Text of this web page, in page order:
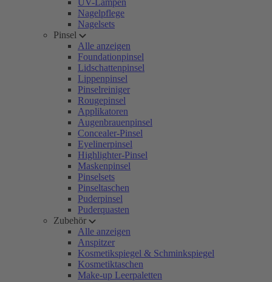
UV-Lampen
Nagelpflege
Nagelsets
Pinsel
Alle anzeigen
Foundationpinsel
Lidschattenpinsel
Lippenpinsel
Pinselreiniger
Rougepinsel
Applikatoren
Augenbrauenpinsel
Concealer-Pinsel
Eyelinerpinsel
Highlighter-Pinsel
Maskenpinsel
Pinselsets
Pinseltaschen
Puderpinsel
Puderquasten
Zubehör
Alle anzeigen
Anspitzer
Kosmetikspiegel & Schminkspiegel
Kosmetiktaschen
Make-up Leerpaletten